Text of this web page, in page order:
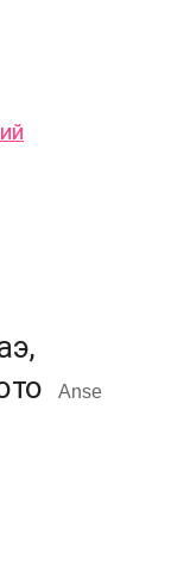
Anse